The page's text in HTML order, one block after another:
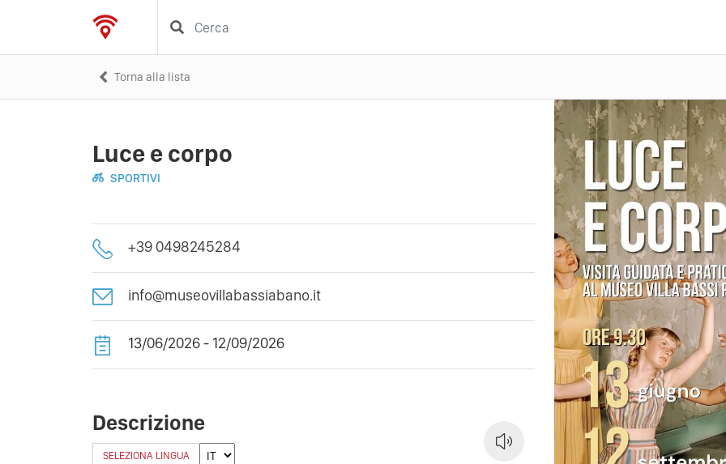
Torna alla lista
Luce e corpo
SPORTIVI
+39 0498245284
info@museovillabassiabano.it
13/06/2026 - 12/09/2026
Descrizione
SELEZIONA LINGUA
Previous